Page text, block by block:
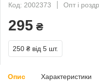
Код: 2002373
Опт і
295 ₴
250 ₴ від 5 шт.
Опис Характеристики